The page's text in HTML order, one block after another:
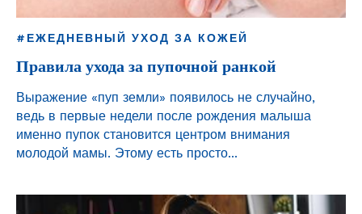
#ЕЖЕДНЕВНЫЙ УХОД ЗА КОЖЕЙ
Правила ухода за пупочной ранкой
Выражение «пуп земли» появилось не случайно,
ведь в первые недели после рождения малыша
именно пупок становится центром внимания
молодой мамы. Этому есть просто...